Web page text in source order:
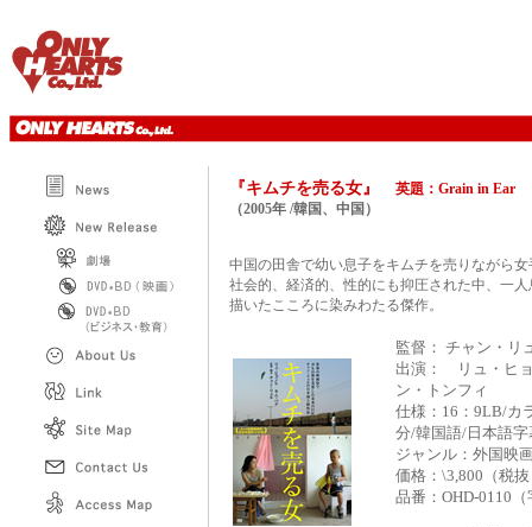
『キムチを売る女』 英題：Grain in Ear
（2005年 /韓国、中国 ）
中国の田舎で幼い息子をキムチを売りながら
社会的、経済的、性的にも抑圧された中、一
描いたこころに染みわたる傑作。
監督： チャン・リ
出演： リュ・ヒ
ン・トンフィ
仕様：16：9LB/カ
分/韓国語/日本語字
ジャンル：外国
価格：\3,800（税
品番：OHD-0110（